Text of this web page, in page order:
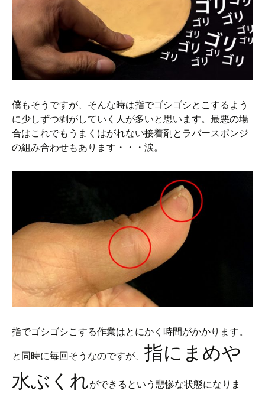
僕もそうですが、そんな時は指でゴシゴシとこするよう
に少しずつ剥がしていく人が多いと思います。最悪の場
合はこれでもうまくはがれない接着剤とラバースポンジ
の組み合わせもあります・・・涙。
指でゴシゴシこする作業はとにかく時間がかかります。
と同時に毎回そうなのですが、 指にまめや
水ぶくれができるという悲惨な状態になりま